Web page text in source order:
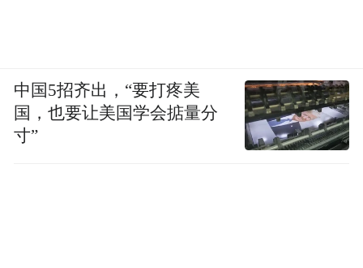
中国5招齐出，“要打疼美
国，也要让美国学会掂量分
寸”